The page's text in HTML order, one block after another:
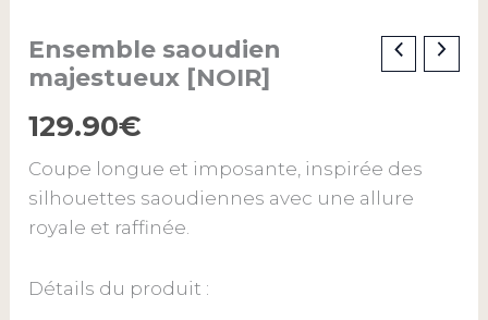
Ensemble saoudien
majestueux [NOIR]
129.90€
Coupe longue et imposante, inspirée des
silhouettes saoudiennes avec une allure
royale et raffinée.
Détails du produit :
quantité
Ensemble
majestueux